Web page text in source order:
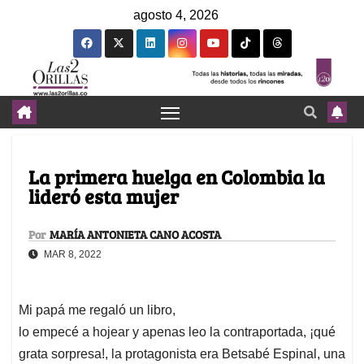
agosto 4, 2026
La primera huelga en Colombia la
lideró esta mujer
Por MARÍA ANTONIETA CANO ACOSTA
MAR 8, 2022
Mi papá me regaló un libro,
lo empecé a hojear y apenas leo la contraportada, ¡qué
grata sorpresa!, la protagonista era Betsabé Espinal, una